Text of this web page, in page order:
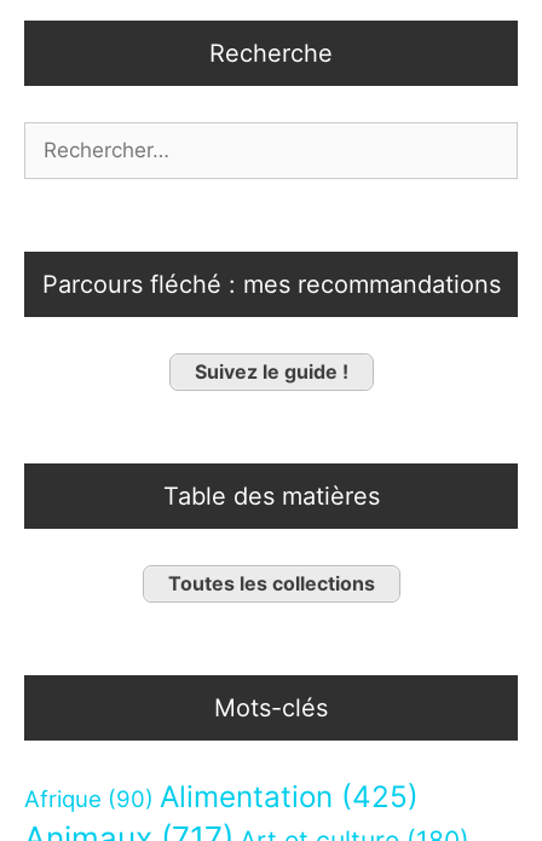
Recherche
Parcours fléché : mes recommandations
Suivez le guide !
Table des matières
Toutes les collections
Mots-clés
Afrique (90) Alimentation (425)